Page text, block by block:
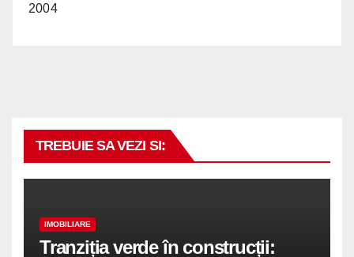
2004
TREBUIE SA VEZI SI:
IMOBILIARE
Tranziția verde în construcții: